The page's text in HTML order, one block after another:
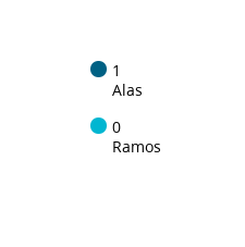
1
Alas
0
Ramos